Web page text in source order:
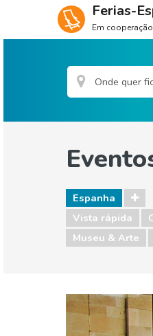
Ferias-
Em
Espanha
Vista rápida
Museu & Arte
Comida &
Onde ficar